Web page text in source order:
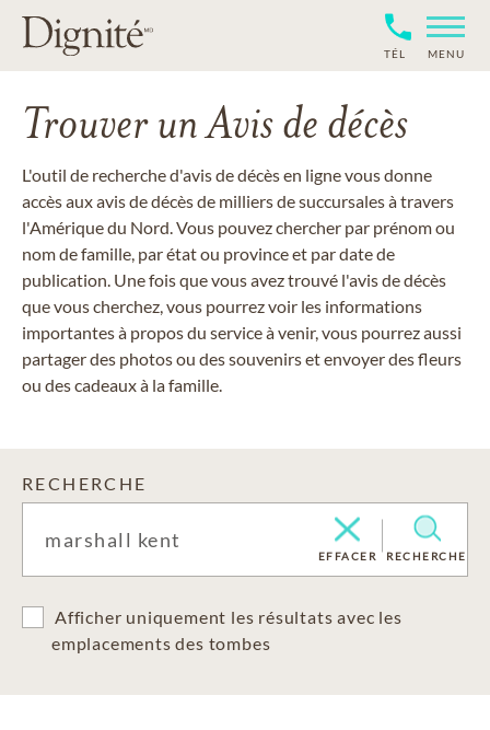
TÉL MENU
Trouver un Avis de décès
L'outil de recherche d'avis de décès en ligne vous donne
accès aux avis de décès de milliers de succursales à travers
l'Amérique du Nord. Vous pouvez chercher par prénom ou
nom de famille, par état ou province et par date de
publication. Une fois que vous avez trouvé l'avis de décès
que vous cherchez, vous pourrez voir les informations
importantes à propos du service à venir, vous pourrez aussi
partager des photos ou des souvenirs et envoyer des fleurs
ou des cadeaux à la famille.
RECHERCHE
EFFACER RECHERCHE
Afficher uniquement les résultats avec les
emplacements des tombes